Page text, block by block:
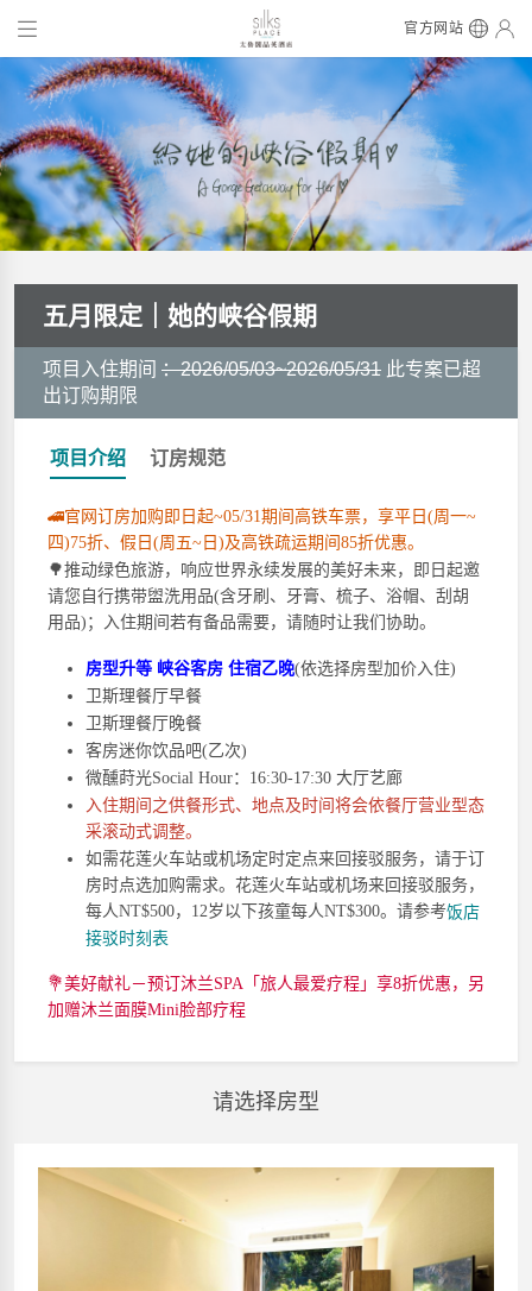
官方网站
五月限定｜她的峡谷假期
项目入住期间 ：2026/05/03~2026/05/31 此专案已超
出订购期限
项目介绍 订房规范
🚄官网订房加购即日起~05/31期间高铁车票，享平日(周一~
四)75折、假日(周五~日)及高铁疏运期间85折优惠。
🌳推动绿色旅游，响应世界永续发展的美好未来，即日起邀
请您自行携带盥洗用品(含牙刷、牙膏、梳子、浴帽、刮胡
用品)；入住期间若有备品需要，请随时让我们协助。
房型升等 峡谷客房 住宿乙晚(依选择房型加价入住)
卫斯理餐厅早餐
卫斯理餐厅晚餐
客房迷你饮品吧(乙次)
微醺莳光Social Hour：16:30-17:30 大厅艺廊
入住期间之供餐形式、地点及时间将会依餐厅营业型态
采滚动式调整。
如需花莲火车站或机场定时定点来回接驳服务，请于订
房时点选加购需求。花莲火车站或机场来回接驳服务，
每人NT$500，12岁以下孩童每人NT$300。请参考饭店
接驳时刻表
💐美好献礼－预订沐兰SPA「旅人最爱疗程」享8折优惠，另
加赠沐兰面膜Mini脸部疗程
请选择房型